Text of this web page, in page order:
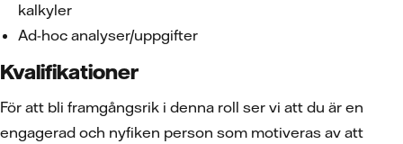
kalkyler
Ad-hoc analyser/uppgifter
Kvalifikationer
För att bli framgångsrik i denna roll ser vi att du är en
engagerad och nyfiken person som motiveras av att